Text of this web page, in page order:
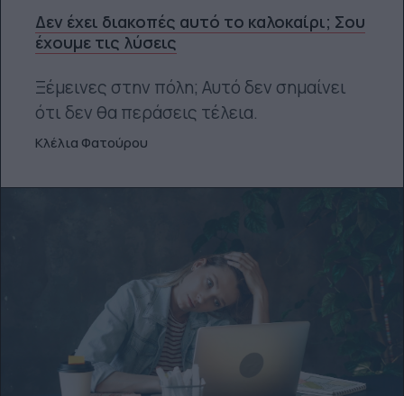
Δεν έχει διακοπές αυτό το καλοκαίρι; Σου
έχουμε τις λύσεις
Ξέμεινες στην πόλη; Αυτό δεν σημαίνει
ότι δεν θα περάσεις τέλεια.
Κλέλια Φατούρου